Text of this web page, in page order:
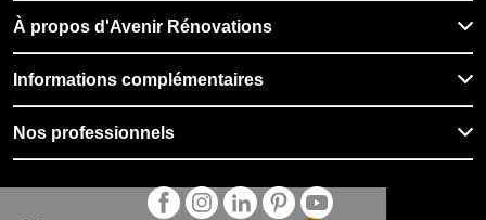
À propos d'Avenir Rénovations
Informations complémentaires
Nos professionnels